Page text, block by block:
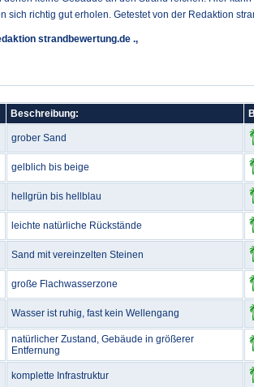
sich richtig gut erholen. Getestet von der Redaktion
strandbewertung.de .,
Beschreibung:
grober Sand
gelblich bis beige
hellgrün bis hellblau
leichte natürliche Rückstände
Sand mit vereinzelten Steinen
große Flachwasserzone
Wasser ist ruhig, fast kein Wellengang
natürlicher Zustand, Gebäude in größerer
Entfernung
komplette Infrastruktur